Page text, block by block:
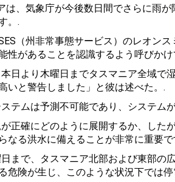
は、気象庁が今後数日間でさらに雨
。.
（州非常事態サービス）のレオン
性があることを認識するよう呼びか
日より木曜日までタスマニア全域で
いと警告しました」と彼は述べた。.
テムは予測不可能であり、システム
正確にどのように展開するか、した
なる洪水に備えることが非常に重要で
まで、タスマニア北部および東部の
危険が生じ、このような状況下では